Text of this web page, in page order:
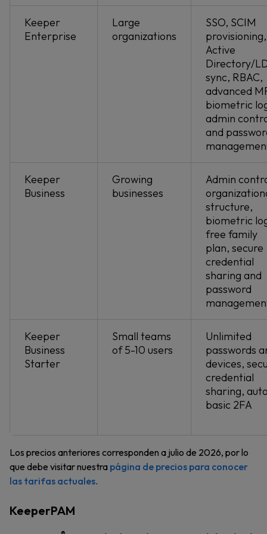
Keeper
Enterprise
Large
organizations
SSO, SCIM
provisioning,
Active
Directory/
sync, RBAC,
advanced
biometric
admin
and
Keeper
Business
Growing
businesses
Admin
structure,
biometric
free family
plan, secure
credential
sharing and
password
Keeper
Business
Starter
Small teams
of 5-10 users
Unlimited
passwords
devices,
credential
sharing,
basic 2FA
Los precios anteriores corresponden a julio de 2026, por lo
que debe visitar nuestra página de precios para conocer
las tarifas actuales.
KeeperPAM